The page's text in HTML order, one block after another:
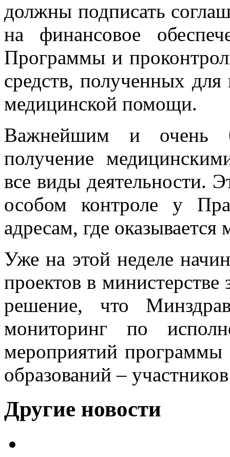
должны подписать
на финансовое
Программы и
средств, полученных для
медицинской помощи.
Важнейшим и очень
получение
все виды деятельности.
особом контроле у
адресам, где
Уже на этой неделе
проектов в
решение, что
мониторинг по
мероприятий программы
образований –
Другие новости